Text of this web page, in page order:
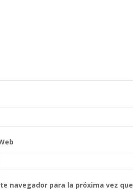
navegador para la próxima vez que